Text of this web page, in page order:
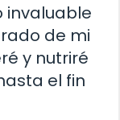
invaluable
de mi
y nutriré
el fin